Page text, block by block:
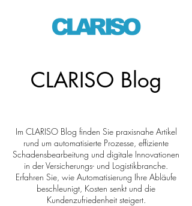
CLARISO Blog
Im CLARISO Blog finden Sie praxisnahe Artikel
rund um automatisierte Prozesse, effiziente
Schadensbearbeitung und digitale Innovationen
in der Versicherungs- und Logistikbranche.
Erfahren Sie, wie Automatisierung Ihre Abläufe
beschleunigt, Kosten senkt und die
Kundenzufriedenheit steigert.